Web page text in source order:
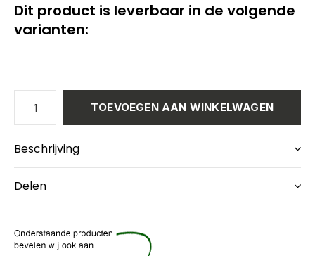
Dit product is leverbaar in de volgende
varianten:
TOEVOEGEN AAN WINKELWAGEN
Beschrijving
Delen